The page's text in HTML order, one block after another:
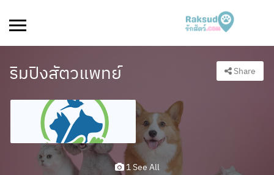
ริมปิงสัตวแพทย์ Share
1 See All